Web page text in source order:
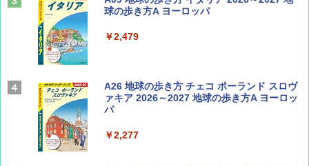
Coyote No.89 特集 星野道夫 夢見る旅
￥1,540
球の歩き方A ヨーロッパ
￥2,479
A26 地球の歩き方 チェコ ポーランド スロヴ
ァキア 2026～2027 地球の歩き方A ヨーロッ
パ
￥2,277